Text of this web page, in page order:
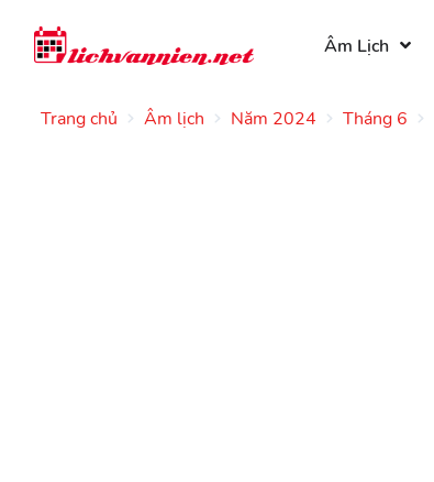
Âm Lịch
Trang chủ Âm lịch Năm 2024 Tháng 6